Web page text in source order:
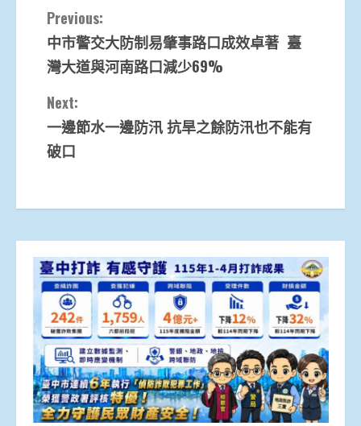
Continue
Reading
Previous:
中市警交大防制易肇事路口成效卓著 臺
灣大道與河南路口減少69%
Next:
一邊節水一邊防汛 抗旱之餘防汛也不能有
破口